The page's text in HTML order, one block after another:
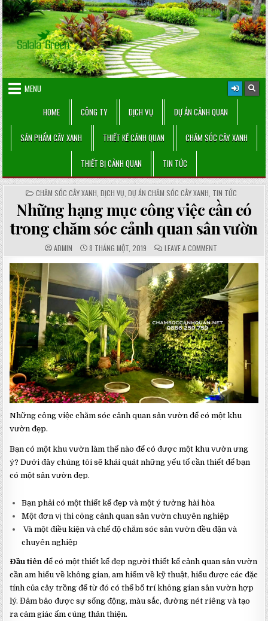
Skip
to
content
MENU
HOME
CÔNG TY DỊCH VỤ DỰ ÁN CẢNH QUAN
SẢN PHẨM CÂY XANH THIẾT KẾ CẢNH QUAN CHĂM SÓC CÂY XANH
THIẾT BỊ CẢNH QUAN TIN TỨC
POSTED
IN
CHĂM SÓC CÂY XANH DỊCH VỤ DỰ ÁN CHĂM SÓC CÂY XANH TIN TỨC
Những hạng mục công việc cần có
trong chăm sóc cảnh quan sân vườn
AUTHOR:
ADMIN PUBLISHED
DATE:
8 THÁNG MỘT, 2019 COMMENTS:
LEAVE A COMMENT
NHỮNG
HẠNG
MỤC
CÔNG
VIỆC
CẦN
CÓ
TRONG
CHĂM
SÓC
CẢNH
QUAN
SÂN
VƯỜN
Những công việc chăm sóc cảnh quan sân vườn để có một khu
vườn đẹp.
Bạn có một khu vườn làm thế nào để có được một khu vườn ưng
ý? Dưới đây chúng tôi sẽ khái quát những yếu tố cần thiết để bạn
có một sân vườn đẹp.
Bạn phải có một thiết kế đẹp và một ý tưởng hài hòa
Một đơn vị thi công cảnh quan sân vườn chuyên nghiệp
Và một điều kiện và chế độ chăm sóc sân vườn đều đặn và
chuyên nghiệp
Đầu tiên để có một thiết kế đẹp người thiết kế cảnh quan sân vườn
cần am hiểu về không gian, am hiểm về kỹ thuật, hiểu được các đặc
tính của cây trồng để từ đó có thể bố trí không gian sân vườn hợp
lý. Đảm bảo được sự sống động, màu sắc, đường nét riêng và tạo
ra cảm giác ấm cúng thân thiện.